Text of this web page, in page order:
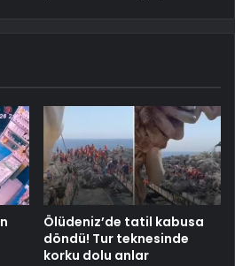
Ölüdeniz’de tatil kabusa
döndü! Tur teknesinde
korku dolu anlar